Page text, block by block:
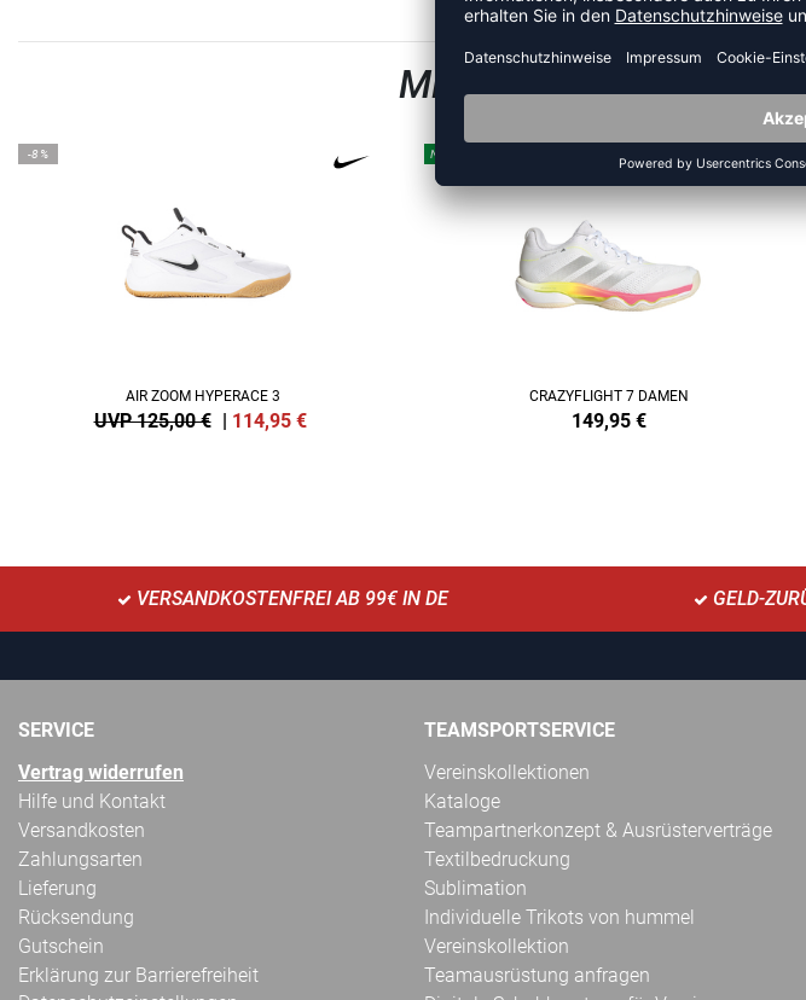
MEHR AUS DER
-8%
AIR ZOOM HYPERACE 3
UVP 125,00 € | 114,95 €
NEW
CRAZYFLIGHT 7 DAMEN
149,95 €
VERSANDKOSTENFREI AB 99€ IN DE GELD-
SERVICE
Vertrag widerrufen
Hilfe und Kontakt
Versandkosten
Zahlungsarten
Lieferung
Rücksendung
Gutschein
Erklärung zur Barrierefreiheit
TEAMSPORTSERVICE
Vereinskollektionen
Kataloge
Teampartnerkonzept & Ausrüsterverträge
Textilbedruckung
Sublimation
Individuelle Trikots von hummel
Vereinskollektion
Teamausrüstung anfragen